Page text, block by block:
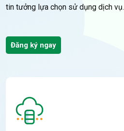
tin tưởng lựa chọn sử dụng dịch vụ.
Đăng ký ngay